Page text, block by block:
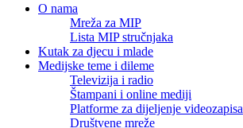
O nama
Mreža za MIP
Lista MIP stručnjaka
Kutak za djecu i mlade
Medijske teme i dileme
Televizija i radio
Štampani i online mediji
Platforme za dijeljenje videozapisa
Društvene mreže